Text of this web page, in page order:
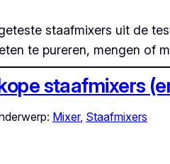
staafmixers uit de
te pureren, mengen of
staafmixers
Mixer, Staafmixers